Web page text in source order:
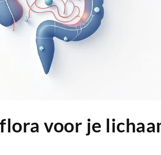
voor je